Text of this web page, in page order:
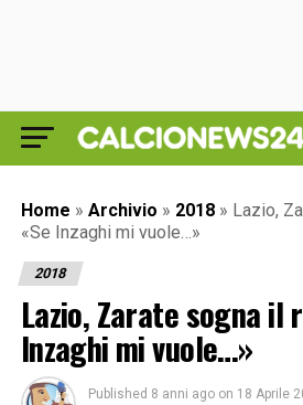
Home » Archivio » 2018 » Lazio,
«Se Inzaghi mi vuole…»
2018
Lazio, Zarate sogna il
Inzaghi mi vuole…»
Published 8 anni ago on 18 Aprile